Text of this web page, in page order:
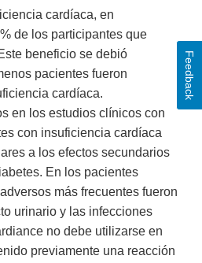
cardíaca, en
de los participantes que
beneficio se debió
pacientes fueron
cardíaca.
en los estudios clínicos con
con insuficiencia cardíaca
a los efectos secundarios
En los pacientes
más frecuentes fueron
urinario y las infecciones
no debe utilizarse en
previamente una reacción
Feedback